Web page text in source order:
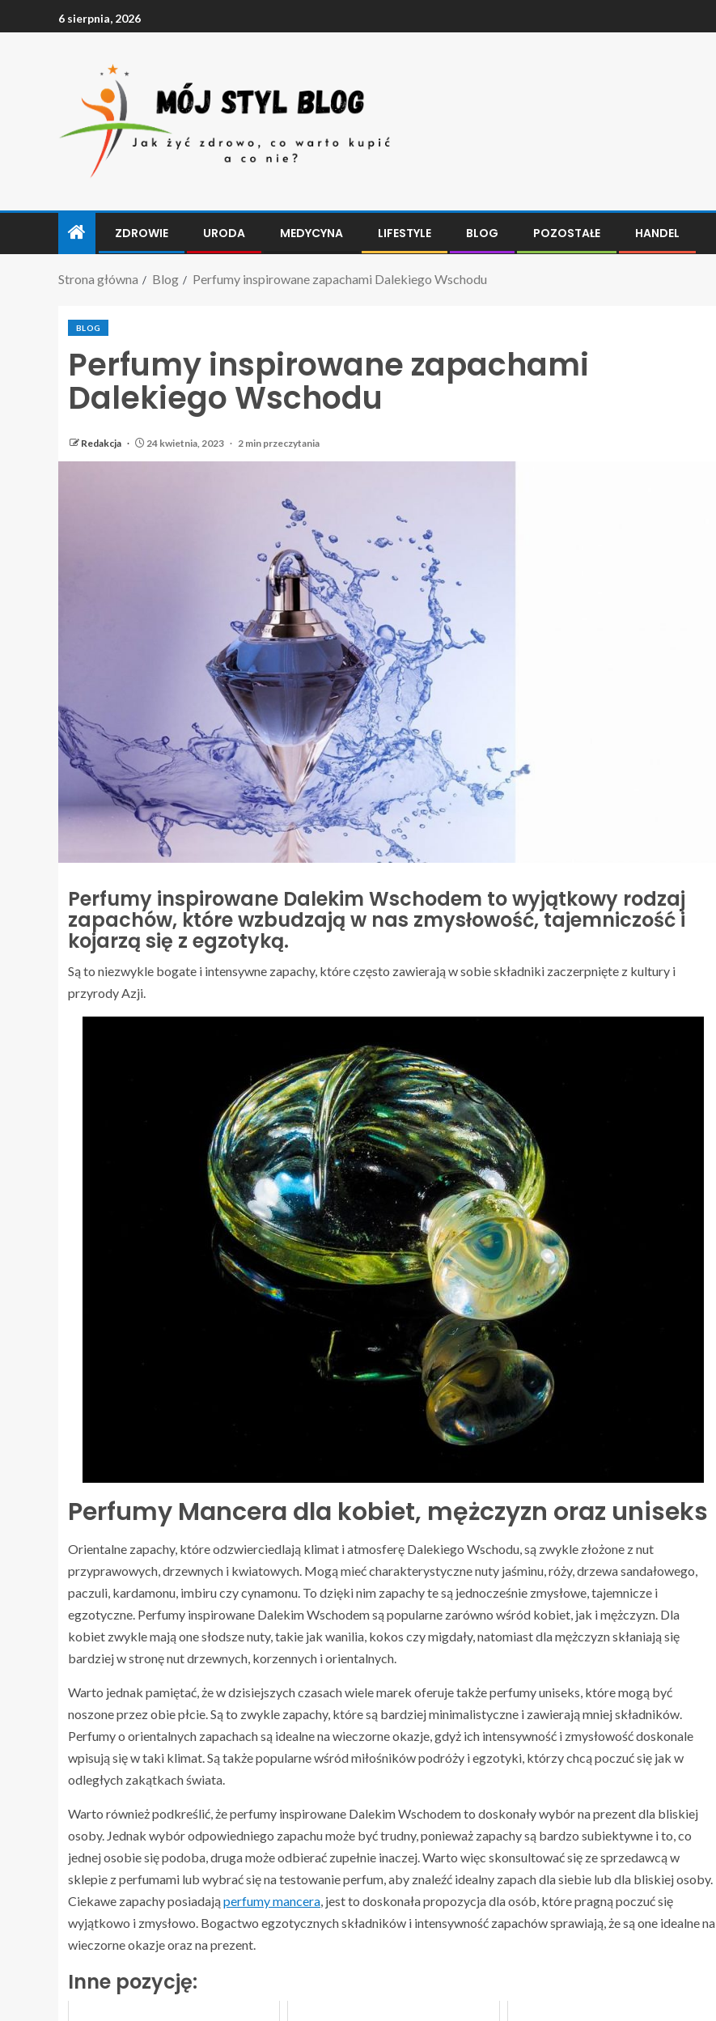
6 sierpnia, 2026
ZDROWIE URODA MEDYCYNA LIFESTYLE BLOG POZOSTAŁE HANDEL
Strona główna Blog Perfumy inspirowane zapachami Dalekiego Wschodu
BLOG
Perfumy inspirowane zapachami
Dalekiego Wschodu
Redakcja 24 kwietnia, 2023 2 min przeczytania
Perfumy inspirowane Dalekim Wschodem to wyjątkowy rodzaj
zapachów, które wzbudzają w nas zmysłowość, tajemniczość i
kojarzą się z egzotyką.
Są to niezwykle bogate i intensywne zapachy, które często zawierają w sobie składniki zaczerpnięte z kultury i
przyrody Azji.
Perfumy Mancera dla kobiet, mężczyzn oraz uniseks
Orientalne zapachy, które odzwierciedlają klimat i atmosferę Dalekiego Wschodu, są zwykle złożone z nut
przyprawowych, drzewnych i kwiatowych. Mogą mieć charakterystyczne nuty jaśminu, róży, drzewa sandałowego,
paczuli, kardamonu, imbiru czy cynamonu. To dzięki nim zapachy te są jednocześnie zmysłowe, tajemnicze i
egzotyczne. Perfumy inspirowane Dalekim Wschodem są popularne zarówno wśród kobiet, jak i mężczyzn. Dla
kobiet zwykle mają one słodsze nuty, takie jak wanilia, kokos czy migdały, natomiast dla mężczyzn skłaniają się
bardziej w stronę nut drzewnych, korzennych i orientalnych.
Warto jednak pamiętać, że w dzisiejszych czasach wiele marek oferuje także perfumy uniseks, które mogą być
noszone przez obie płcie. Są to zwykle zapachy, które są bardziej minimalistyczne i zawierają mniej składników.
Perfumy o orientalnych zapachach są idealne na wieczorne okazje, gdyż ich intensywność i zmysłowość doskonale
wpisują się w taki klimat. Są także popularne wśród miłośników podróży i egzotyki, którzy chcą poczuć się jak w
odległych zakątkach świata.
Warto również podkreślić, że perfumy inspirowane Dalekim Wschodem to doskonały wybór na prezent dla bliskiej
osoby. Jednak wybór odpowiedniego zapachu może być trudny, ponieważ zapachy są bardzo subiektywne i to, co
jednej osobie się podoba, druga może odbierać zupełnie inaczej. Warto więc skonsultować się ze sprzedawcą w
sklepie z perfumami lub wybrać się na testowanie perfum, aby znaleźć idealny zapach dla siebie lub dla bliskiej osoby.
Ciekawe zapachy posiadają perfumy mancera, jest to doskonała propozycja dla osób, które pragną poczuć się
wyjątkowo i zmysłowo. Bogactwo egzotycznych składników i intensywność zapachów sprawiają, że są one idealne na
wieczorne okazje oraz na prezent.
Inne pozycję:
Dębniki: najbardziej pożądana dzielnica
krakowa, o której nie wiedziałeś!
BLOG
Jak działa drenaż limfatyczny i jakie
przynosi korzyści zdrowotne